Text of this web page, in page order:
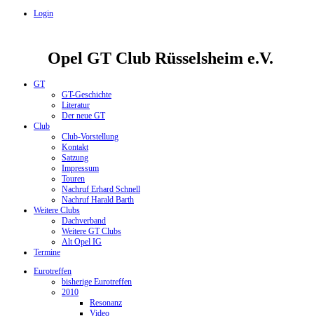
Login
Opel GT Club Rüsselsheim e.V.
GT
GT-Geschichte
Literatur
Der neue GT
Club
Club-Vorstellung
Kontakt
Satzung
Impressum
Touren
Nachruf Erhard Schnell
Nachruf Harald Barth
Weitere Clubs
Dachverband
Weitere GT Clubs
Alt Opel IG
Termine
Eurotreffen
bisherige Eurotreffen
2010
Resonanz
Video